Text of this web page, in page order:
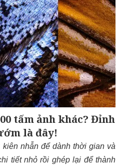
tấm ảnh khác? Đỉnh
là đây!
nhẫn để dành thời gian và
tiết nhỏ rồi ghép lại để thành